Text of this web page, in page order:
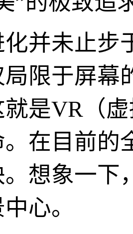
并未止步
限于屏幕
是VR（
在目前的
想象一下
心。